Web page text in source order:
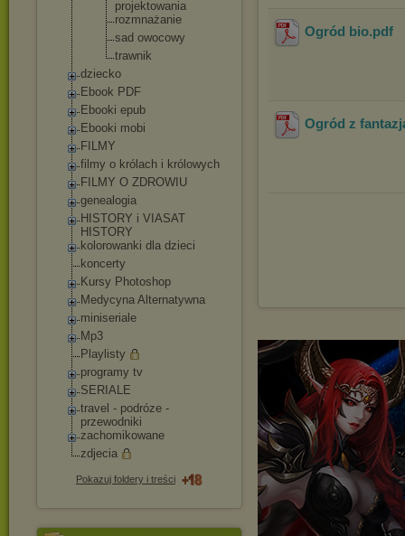
projektowania
rozmnażanie
sad owocowy
trawnik
dziecko
Ebook PDF
Ebooki epub
Ebooki mobi
FILMY
filmy o królach i królowych
FILMY O ZDROWIU
genealogia
HISTORY i VIASAT
HISTORY
kolorowanki dla dzieci
koncerty
Kursy Photoshop
Medycyna Alternatywna
miniseriale
Mp3
Playlisty
programy tv
SERIALE
travel - podróze -
przewodniki
zachomikowane
zdjecia
Pokazuj foldery i treści
Ogród bio.pdf
Ogród z